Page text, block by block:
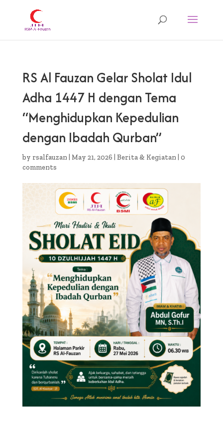
RS Al Fauzan Gelar Sholat Idul
Adha 1447 H dengan Tema
“Menghidupkan Kepedulian
dengan Ibadah Qurban”
by rsalfauzan May 21, 2026 Berita & Kegiatan 0
comments